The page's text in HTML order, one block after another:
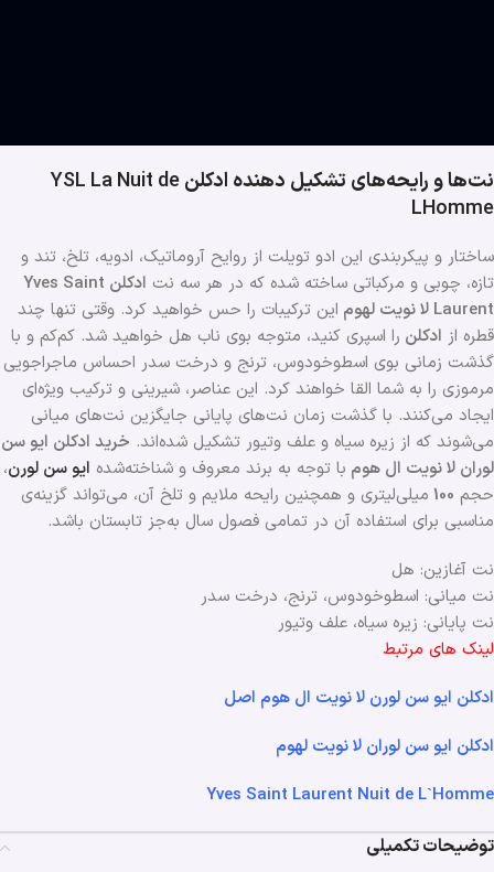
نت‌ها و رایحه‌های تشکیل دهنده ادکلنYSL La Nuit de
LHomme
ساختار و پیکربندی این ادو تویلت از روایح آروماتیک، ادویه، تلخ، تند و
تازه، چوبی و مرکباتی ساخته شده که در هر سه نت ادکلن Yves Saint
Laurent لا نویت لهوم
این ترکیبات را حس خواهید کرد. وقتی تنها چند
قطره از ادکلن را اسپری کنید، متوجه بوی ناب هل خواهید شد. کم‌کم و با
گذشت زمانی بوی اسطوخودوس، ترنج و درخت سدر احساس ماجراجویی
مرموزی را به شما القا خواهند کرد. این عناصر، شیرینی و ترکیب ویژه‌ای
ایجاد می‌کنند. با گذشت زمان نت‌های پایانی جایگزین نت‌های میانی
می‌شوند که از زیره سیاه و علف وتیور تشکیل شده‌اند. خرید ادکلن ایو سن
لوران لا نویت ال هوم با توجه به برند معروف و شناخته‌شده ایو سن لورن،
حجم 100 میلی‌لیتری و همچنین رایحه ملایم و تلخ آن، می‌تواند گزینه‌ی
مناسبی برای استفاده آن در تمامی فصول ‌سال به‌جز تابستان باشد.
نت آغازین: هل
نت میانی: اسطوخودوس، ترنج، درخت سدر
نت پایانی: زیره سیاه، علف وتیور
لینک های مرتبط
ادکلن ایو سن لورن لا نویت ال هوم اصل
ادکلن ایو سن لوران لا نویت لهوم
Yves Saint Laurent Nuit de L`Homme
توضیحات تکمیلی